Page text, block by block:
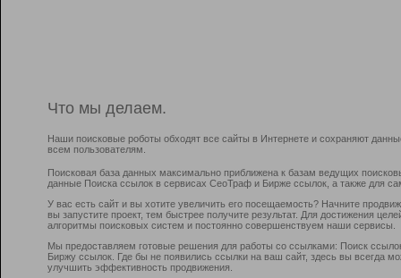
Что мы делаем.
Наши поисковые роботы обходят все сайты в Интернете и сохраняют
всем пользователям.
Поисковая база данных максимально приближена к базам ведущих
данные Поиска ссылок в сервисах СеоТраф и Бирже ссылок, а также для
У вас есть сайт и вы хотите увеличить его посещаемость? Начните
вы запустите проект, тем быстрее получите результат. Для достижения
алгоритмы поисковых систем и постоянно совершенствуем наши сервисы.
Мы предоставляем готовые решения для работы со ссылками: Поиск
Биржу ссылок. Где бы не появились ссылки на ваш сайт, здесь вы всегда
улучшить эффективность продвижения.